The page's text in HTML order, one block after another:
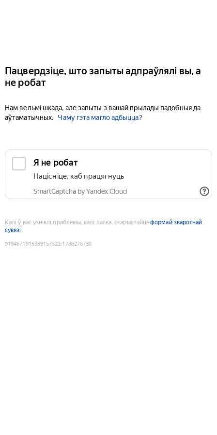
Пацвердзіце, што запыты адпраўлялі вы, а
не робат
Нам вельмі шкада, але запыты з вашай прылады падобныя да
аўтаматычных.
Чаму гэта магло адбыцца?
Я не робат
Націсніце, каб працягнуць
SmartCaptcha by Yandex Cloud
Калі ў вас узніклі праблемы, калі ласка, скарыстайцеформай зваротнай
сувязі
9194671915339157322:1786278730